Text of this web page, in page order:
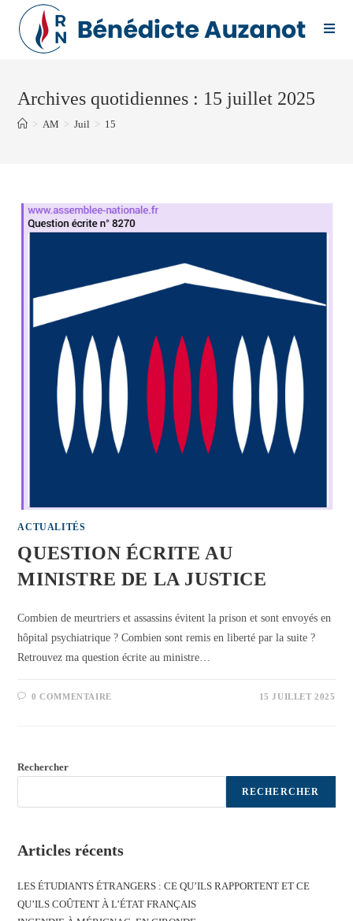
content
Archives quotidiennes : 15 juillet 2025
> AM > Juil > 15
ACTUALITÉS
QUESTION ÉCRITE AU
MINISTRE DE LA JUSTICE
Combien de meurtriers et assassins évitent la prison et sont envoyés en
hôpital psychiatrique ? Combien sont remis en liberté par la suite ?
Retrouvez ma question écrite au ministre…
0 COMMENTAIRE 15 JUILLET 2025
Rechercher
RECHERCHER
Articles récents
LES ÉTUDIANTS ÉTRANGERS : CE QU’ILS RAPPORTENT ET CE
QU’ILS COÛTENT À L’ÉTAT FRANÇAIS